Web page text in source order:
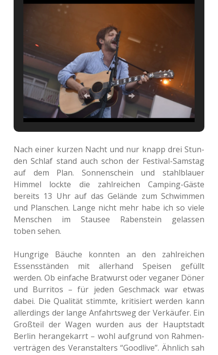
Nach einer kurzen Nacht und nur knapp drei Stun­
den Schlaf stand auch schon der Fes­ti­val-Sams­tag
auf dem Plan. Son­nen­schein und stahl­blau­er
Himmel lockte die zahl­rei­chen Cam­ping-Gäste
bereits 13 Uhr auf das Gelän­de zum Schwim­men
und Plan­schen. Lange nicht mehr habe ich so viele
Men­schen im Stau­see Raben­stein gelas­sen
toben sehen.
Hung­ri­ge Bäuche konn­ten an den zahl­rei­chen
Essens­stän­den mit aller­hand Spei­sen gefüllt
werden. Ob ein­fa­che Brat­wurst oder vega­ner Döner
und Bur­ri­tos – für jeden Geschmack war etwas
dabei. Die Qua­li­tät stimm­te, kri­ti­siert werden kann
aller­dings der lange Anfahrts­weg der Ver­käu­fer. Ein
Groß­teil der Wagen wurden aus der Haupt­stadt
Berlin her­an­ge­karrt – wohl auf­grund von Rah­men­
ver­trä­gen des Ver­an­stal­ters “Good­li­ve”. Ähn­lich sah